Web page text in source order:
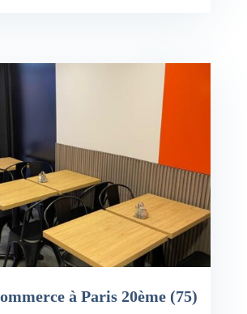
à Paris 20ème (75)